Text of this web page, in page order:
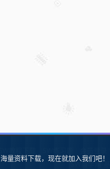
SW自学网
海量资料下载，现在就加入我们吧！